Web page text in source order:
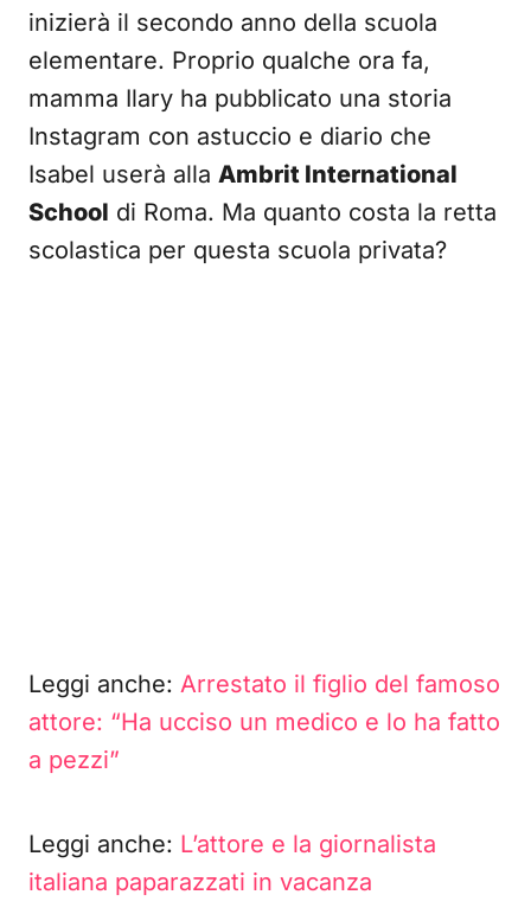
inizierà il secondo anno della scuola
elementare. Proprio qualche ora fa,
mamma Ilary ha pubblicato una storia
Instagram con astuccio e diario che
Isabel userà alla Ambrit International
School di Roma. Ma quanto costa la retta
scolastica per questa scuola privata?
Leggi anche: Arrestato il figlio del famoso
attore: “Ha ucciso un medico e lo ha fatto
a pezzi”
Leggi anche: L’attore e la giornalista
italiana paparazzati in vacanza